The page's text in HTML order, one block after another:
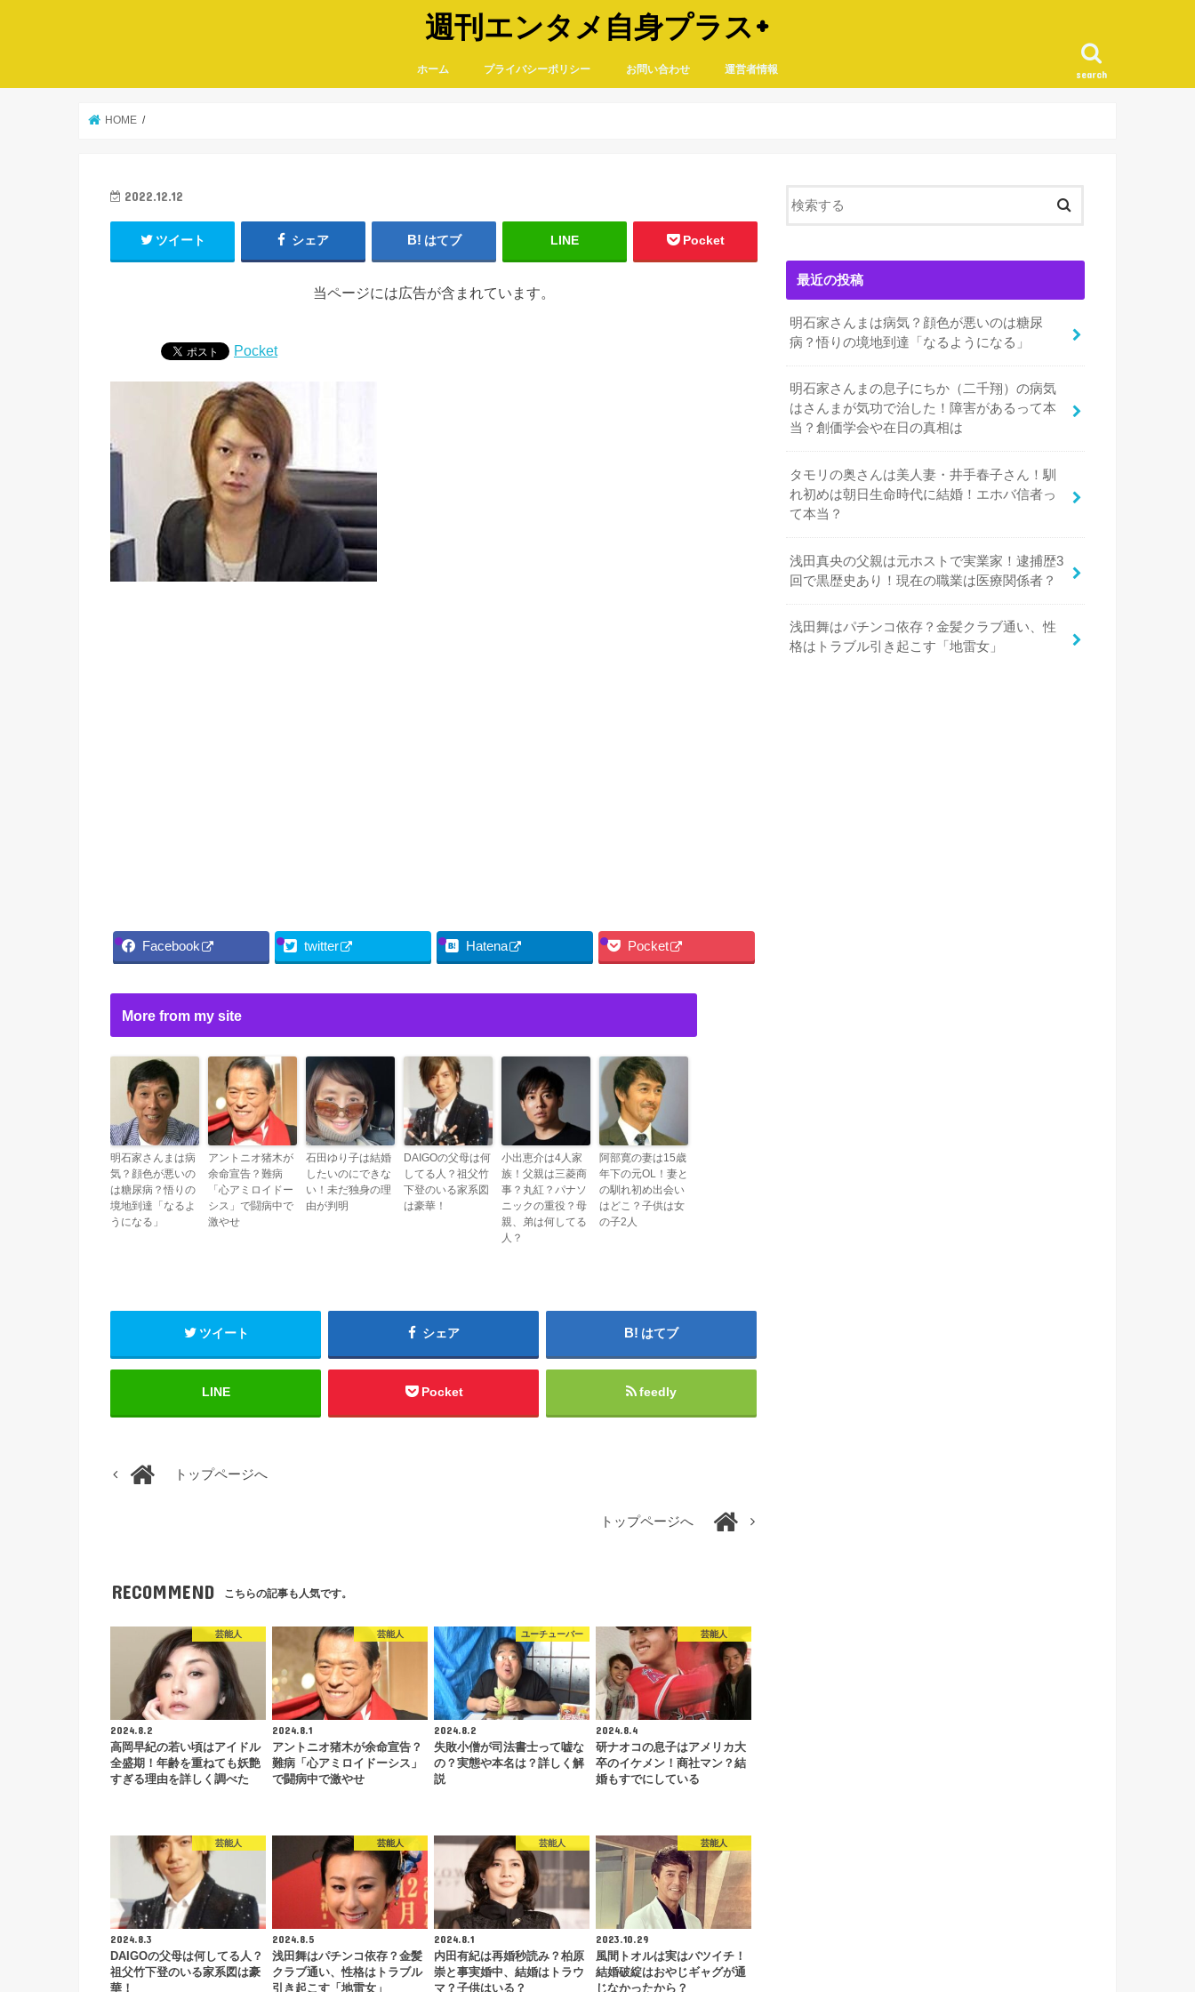
週刊エンタメ自身プラス+
search
ホーム プライバシーポリシー お問い合わせ 運営者情報
HOME
2022.12.12
ツイート シェア はてブ LINE Pocket
当ページには広告が含まれています。
Pocket
Facebook twitter Hatena Pocket
More from my site
明石家さんまは病
気？顔色が悪いの
は糖尿病？悟りの
境地到達「なるよ
うになる」
アントニオ猪木が
余命宣告？難病
「心アミロイドー
シス」で闘病中で
激やせ
石田ゆり子は結婚
したいのにできな
い！未だ独身の理
由が判明
DAIGOの父母は何
してる人？祖父竹
下登のいる家系図
は豪華！
小出恵介は4人家
族！父親は三菱商
事？丸紅？パナソ
ニックの重役？母
親、弟は何してる
人？
阿部寛の妻は15歳
年下の元OL！妻と
の馴れ初め出会い
はどこ？子供は女
の子2人
ツイート シェア はてブ
LINE Pocket feedly
トップページへ
トップページへ
RECOMMEND こちらの記事も人気です。
芸能人
2024.8.2
高岡早紀の若い頃はアイドル
全盛期！年齢を重ねても妖艶
すぎる理由を詳しく調べた
芸能人
2024.8.1
アントニオ猪木が余命宣告？
難病「心アミロイドーシス」
で闘病中で激やせ
ユーチューバー
2024.8.2
失敗小僧が司法書士って嘘な
の？実態や本名は？詳しく解
説
芸能人
2024.8.4
研ナオコの息子はアメリカ大
卒のイケメン！商社マン？結
婚もすでにしている
芸能人
2024.8.3
DAIGOの父母は何してる人？
祖父竹下登のいる家系図は豪
華！
芸能人
2024.8.5
浅田舞はパチンコ依存？金髪
クラブ通い、性格はトラブル
引き起こす「地雷女」
芸能人
2024.8.1
内田有紀は再婚秒読み？柏原
崇と事実婚中、結婚はトラウ
マ？子供はいる？
芸能人
2023.10.29
風間トオルは実はバツイチ！
結婚破綻はおやじギャグが通
じなかったから？
最近の投稿
明石家さんまは病気？顔色が悪いのは糖尿
病？悟りの境地到達「なるようになる」
明石家さんまの息子にちか（二千翔）の病気
はさんまが気功で治した！障害があるって本
当？創価学会や在日の真相は
タモリの奥さんは美人妻・井手春子さん！馴
れ初めは朝日生命時代に結婚！エホバ信者っ
て本当？
浅田真央の父親は元ホストで実業家！逮捕歴3
回で黒歴史あり！現在の職業は医療関係者？
浅田舞はパチンコ依存？金髪クラブ通い、性
格はトラブル引き起こす「地雷女」